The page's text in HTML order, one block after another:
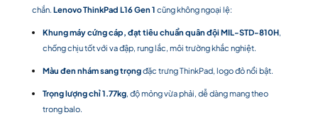
chắn. Lenovo ThinkPad L16 Gen 1 cũng không ngoại lệ:
Khung máy cứng cáp, đạt tiêu chuẩn quân đội MIL-STD-810H,
chống chịu tốt với va đập, rung lắc, môi trường khắc nghiệt.
Màu đen nhám sang trọngđặc trưng ThinkPad, logo đỏ nổi bật.
Trọng lượng chỉ 1.77kg, độ mỏng vừa phải, dễ dàng mang theo
trong balo.